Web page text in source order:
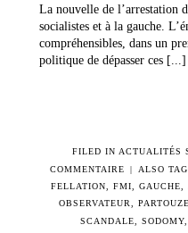
La nouvelle de l’arrestation
socialistes et à la gauche.
compréhensibles, dans un
politique de dépasser ces [...]
FILED IN ACTUALITÉS
COMMENTAIRE
| ALSO
FELLATION
FMI GAUCHE
OBSERVATEUR
PARTOUZE
SCANDALE
SODOMY,